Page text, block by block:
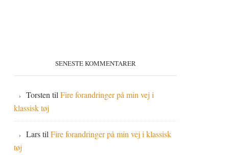
SENESTE KOMMENTARER
Torsten til Fire forandringer på min vej i
klassisk tøj
Larstil Fire forandringer på min vej i klassisk
tøj